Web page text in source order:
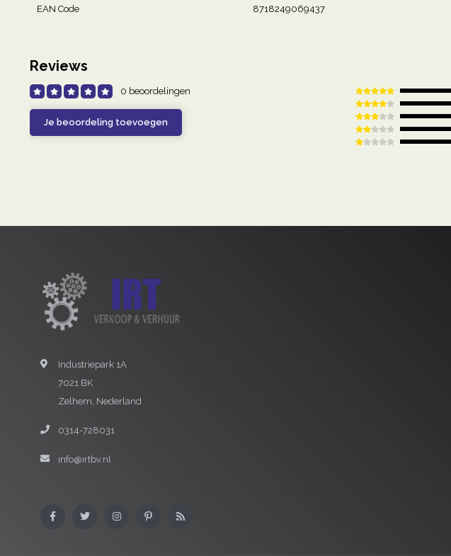
EAN Code 8718249069437
Reviews
0 beoordelingen
Je beoordeling toevoegen
Industriepark 1A
7021 BK
Zelhem, Nederland
0314-728031
info@irtbv.nl